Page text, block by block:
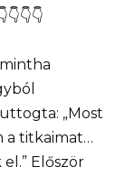
„Most
a titkaimat…
Először